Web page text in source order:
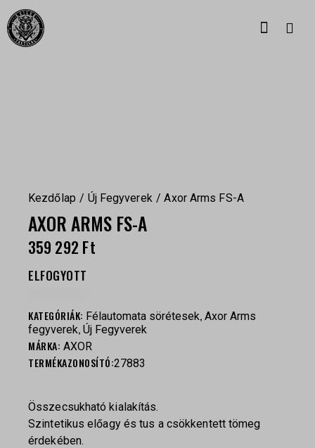
Kezdőlap Új Fegyverek Axor Arms FS-A
AXOR ARMS FS-A
359 292 Ft
ELFOGYOTT
KATEGÓRIÁK: Félautomata sörétesek, Axor Arms
fegyverek, Új Fegyverek
MÁRKA: AXOR
TERMÉKAZONOSÍTÓ:27883
Összecsukható kialakítás.
Szintetikus előagy és tus a csökkentett tömeg
érdekében.